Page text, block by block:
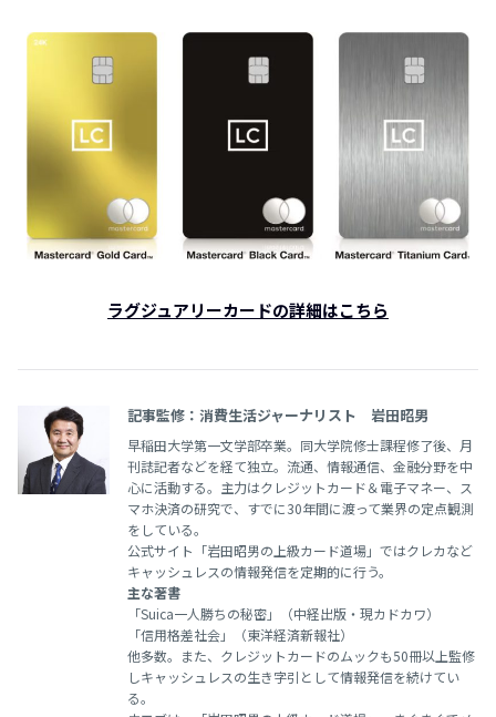
ラグジュアリーカードの詳細はこちら
記事監修：消費生活ジャーナリスト 岩田昭男
早稲田大学第一文学部卒業。同大学院修士課程修了後、月
刊誌記者などを経て独立。流通、情報通信、金融分野を中
心に活動する。主力はクレジットカード＆電子マネー、ス
マホ決済の研究で、すでに30年間に渡って業界の定点観測
をしている。
公式サイト「岩田昭男の上級カード道場」ではクレカなど
キャッシュレスの情報発信を定期的に行う。
主な著書
「Suica一人勝ちの秘密」（中経出版・現カドカワ）
「信用格差社会」（東洋経済新報社）
他多数。また、クレジットカードのムックも50冊以上監修
しキャッシュレスの生き字引として情報発信を続けてい
る。